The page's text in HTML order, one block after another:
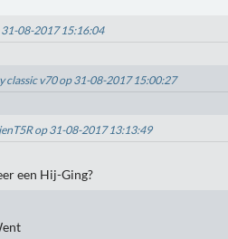
31-08-2017 15:16:04
classic v70 op 31-08-2017 15:00:27
op 31-08-2017 13:13:49
een Hij-Ging?